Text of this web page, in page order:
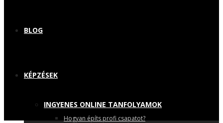
BLOG
KÉPZÉSEK
INGYENES ONLINE TANFOLYAMOK
Hogyan építs profi csapatot?